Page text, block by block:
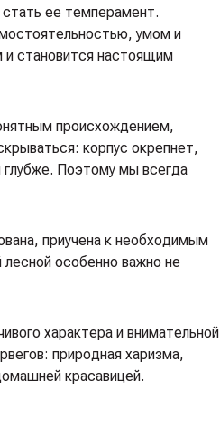
ее темперамент.
умом и
становится настоящим
происхождением,
корпус окрепнет,
глубже. Поэтому мы всегда
приучена к необходимым
особенно важно не
характера и внимательной
природная харизма,
красавицей.